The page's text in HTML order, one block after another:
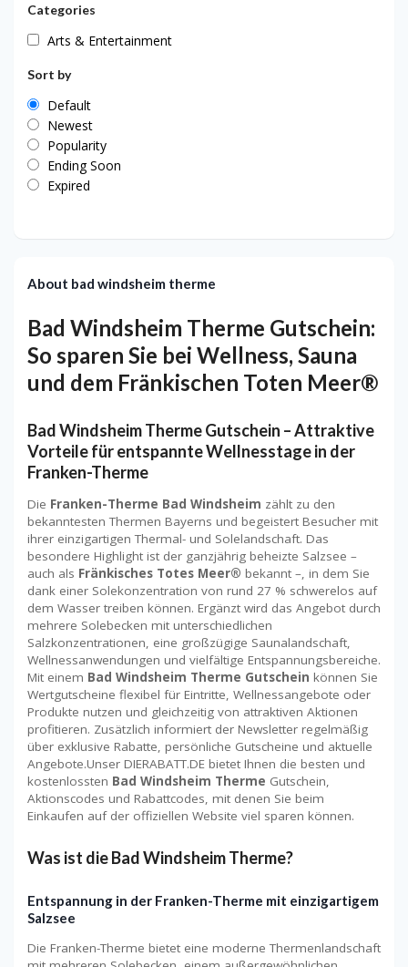
Categories
Arts & Entertainment
Sort by
Default
Newest
Popularity
Ending Soon
Expired
About bad windsheim therme
Bad Windsheim Therme Gutschein:
So sparen Sie bei Wellness, Sauna
und dem Fränkischen Toten Meer®
Bad Windsheim Therme Gutschein – Attraktive
Vorteile für entspannte Wellnesstage in der
Franken-Therme
Die Franken-Therme Bad Windsheim zählt zu den
bekanntesten Thermen Bayerns und begeistert Besucher mit
ihrer einzigartigen Thermal- und Solelandschaft. Das
besondere Highlight ist der ganzjährig beheizte Salzsee –
auch als Fränkisches Totes Meer® bekannt –, in dem Sie
dank einer Solekonzentration von rund 27 % schwerelos auf
dem Wasser treiben können. Ergänzt wird das Angebot durch
mehrere Solebecken mit unterschiedlichen
Salzkonzentrationen, eine großzügige Saunalandschaft,
Wellnessanwendungen und vielfältige Entspannungsbereiche.
Mit einem Bad Windsheim Therme Gutschein können Sie
Wertgutscheine flexibel für Eintritte, Wellnessangebote oder
Produkte nutzen und gleichzeitig von attraktiven Aktionen
profitieren. Zusätzlich informiert der Newsletter regelmäßig
über exklusive Rabatte, persönliche Gutscheine und aktuelle
Angebote.Unser DIERABATT.DE bietet Ihnen die besten und
kostenlossten Bad Windsheim Therme Gutschein,
Aktionscodes und Rabattcodes, mit denen Sie beim
Einkaufen auf der offiziellen Website viel sparen können.
Was ist die Bad Windsheim Therme?
Entspannung in der Franken-Therme mit einzigartigem
Salzsee
Die Franken-Therme bietet eine moderne Thermenlandschaft